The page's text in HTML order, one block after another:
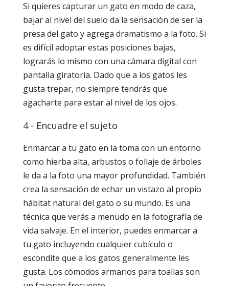
Si quieres capturar un gato en modo de caza,
bajar al nivel del suelo da la sensación de ser la
presa del gato y agrega dramatismo a la foto. Si
es difícil adoptar estas posiciones bajas,
lograrás lo mismo con una cámara digital con
pantalla giratoria. Dado que a los gatos les
gusta trepar, no siempre tendrás que
agacharte para estar al nivel de los ojos.
4 - Encuadre el sujeto
Enmarcar a tu gato en la toma con un entorno
como hierba alta, arbustos o follaje de árboles
le da a la foto una mayor profundidad. También
crea la sensación de echar un vistazo al propio
hábitat natural del gato o su mundo. Es una
técnica que verás a menudo en la fotografía de
vida salvaje. En el interior, puedes enmarcar a
tu gato incluyendo cualquier cubículo o
escondite que a los gatos generalmente les
gusta. Los cómodos armarios para toallas son